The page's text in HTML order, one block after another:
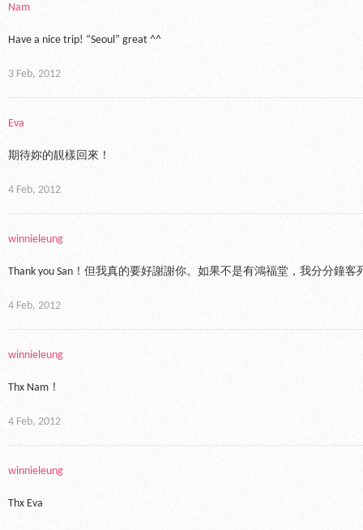
Nam
Have a nice trip! “Seoul” great ^^
3 Feb, 2012
Eva
期待妳的靚樣回來！
4 Feb, 2012
winnieleung
Thank you San！但我真的要好謝謝你。如果不是有鴻福堂，我分分鐘客
4 Feb, 2012
winnieleung
Thx Nam！
4 Feb, 2012
winnieleung
Thx Eva